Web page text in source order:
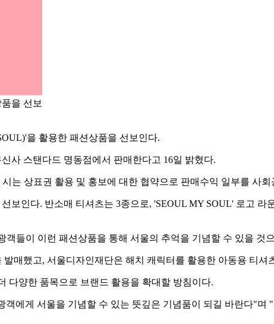
을 선보
을 활용한 패션상품을 선보인다.
사 스탠다드 명동점에서 판매한다고 16일 밝혔다.
는 상표권 활용 및 홍보에 대한 협약으로 판매수익 일부를 사
보인다. 반소매 티셔츠는 3종으로, 'SEOUL MY SOUL' 로고 라
들이 이런 패션상품을 통해 서울의 추억을 기념할 수 있을 것
매했고, 서울디자인재단은 해치 캐릭터를 활용한 아동용 티셔
다양한 품목으로 브랜드 활용을 확대할 방침이다.
에게 서울을 기념할 수 있는 뜻깊은 기념품이 되길 바란다"며